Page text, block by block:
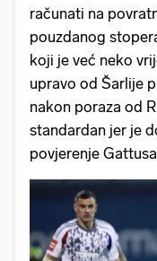
računati na
pouzdanog
koji je već neko
upravo od Šarlije
nakon poraza od
standardan jer je
povjerenje